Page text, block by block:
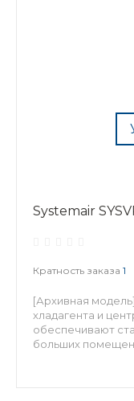
Systemair
Кратность заказа 1
[Архивная
хладагента и
обеспечивают
больших